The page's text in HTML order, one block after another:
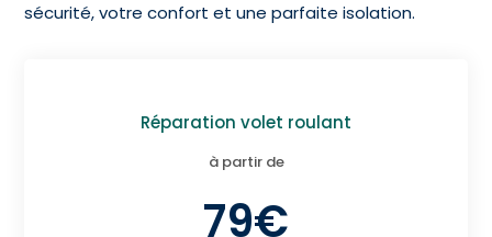
sécurité, votre confort et une parfaite isolation.
Réparation volet roulant
à partir de
79€